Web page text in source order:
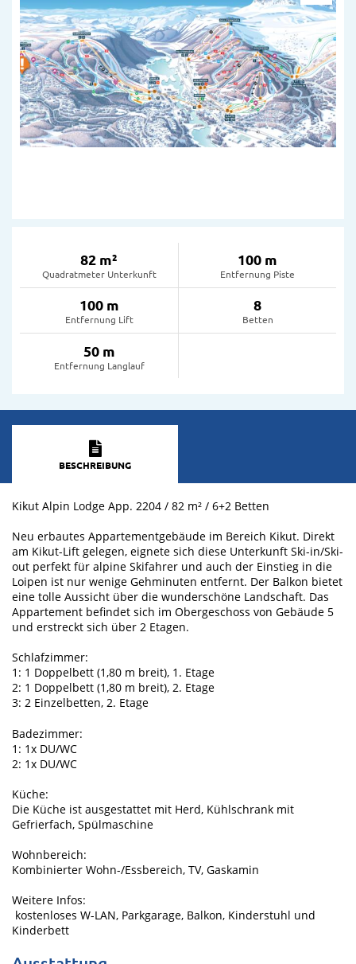
82 m²
Quadratmeter Unterkunft
100 m
Entfernung Piste
100 m
Entfernung Lift
8
Betten
50 m
Entfernung Langlauf
BESCHREIBUNG
Kikut Alpin Lodge App. 2204 / 82 m² / 6+2 Betten
Neu erbautes Appartementgebäude im Bereich Kikut. Direkt
am Kikut-Lift gelegen, eignete sich diese Unterkunft Ski-in/Ski-
out perfekt für alpine Skifahrer und auch der Einstieg in die
Loipen ist nur wenige Gehminuten entfernt. Der Balkon bietet
eine tolle Aussicht über die wunderschöne Landschaft. Das
Appartement befindet sich im Obergeschoss von Gebäude 5
und erstreckt sich über 2 Etagen.
Schlafzimmer:
1: 1 Doppelbett (1,80 m breit), 1. Etage
2: 1 Doppelbett (1,80 m breit), 2. Etage
3: 2 Einzelbetten, 2. Etage
Badezimmer:
1: 1x DU/WC
2: 1x DU/WC
Küche:
Die Küche ist ausgestattet mit Herd, Kühlschrank mit
Gefrierfach, Spülmaschine
Wohnbereich:
Kombinierter Wohn-/Essbereich, TV, Gaskamin
Weitere Infos:
kostenloses W-LAN, Parkgarage, Balkon, Kinderstuhl und
Kinderbett